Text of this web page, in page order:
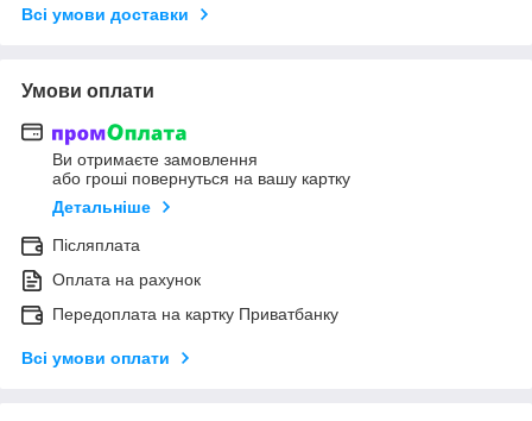
Всі умови доставки
Умови оплати
Ви отримаєте замовлення
або гроші повернуться на вашу картку
Детальніше
Післяплата
Оплата на рахунок
Передоплата на картку Приватбанку
Всі умови оплати